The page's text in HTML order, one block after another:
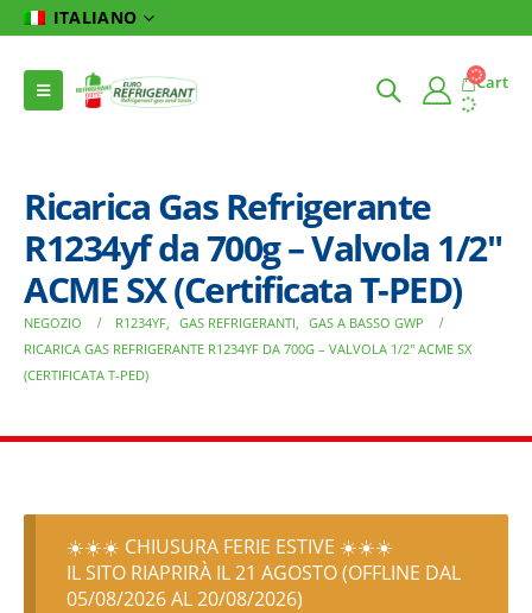
ITALIANO
Cart
Ricarica Gas Refrigerante
R1234yf da 700g – Valvola 1/2″
ACME SX (Certificata T-PED)
NEGOZIO R1234YF, GAS REFRIGERANTI, GAS A BASSO GWP
RICARICA GAS REFRIGERANTE R1234YF DA 700G – VALVOLA 1/2″ ACME SX
(CERTIFICATA T-PED)
☀️☀️☀️ CHIUSURA FERIE ESTIVE ☀️☀️☀️
IL SITO RIAPRIRÀ IL 21 AGOSTO (OFFLINE DAL
05/08/2026 AL 20/08/2026)